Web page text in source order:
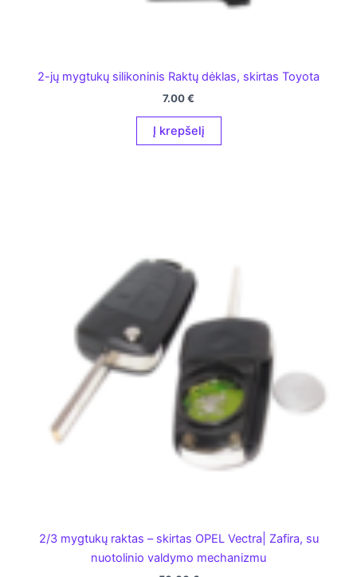
2-jų mygtukų silikoninis Raktų dėklas, skirtas Toyota
7.00€
Į krepšelį
2/3 mygtukų raktas – skirtas OPEL Vectra| Zafira, su
nuotolinio valdymo mechanizmu